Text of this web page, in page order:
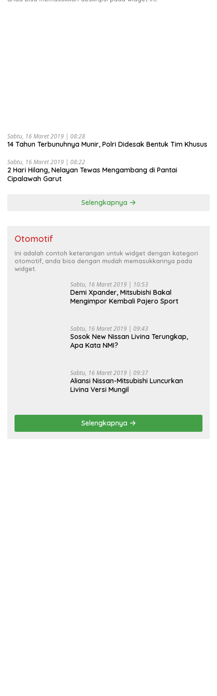
Sabtu, 16 Maret 2019 | 08:28
14 Tahun Terbunuhnya Munir, Polri Didesak Bentuk Tim Khusus
Sabtu, 16 Maret 2019 | 08:22
2 Hari Hilang, Nelayan Tewas Mengambang di Pantai
Cipalawah Garut
Selengkapnya
Otomotif
Ini adalah contoh keterangan untuk widget dengan kategori
otomotif, anda bisa dengan mudah memasukkannya pada
widget.
Sabtu, 16 Maret 2019 | 10:53
Demi Xpander, Mitsubishi Bakal
Mengimpor Kembali Pajero Sport
Sabtu, 16 Maret 2019 | 09:43
Sosok New Nissan Livina Terungkap,
Apa Kata NMI?
Sabtu, 16 Maret 2019 | 09:37
Aliansi Nissan-Mitsubishi Luncurkan
Livina Versi Mungil
Selengkapnya